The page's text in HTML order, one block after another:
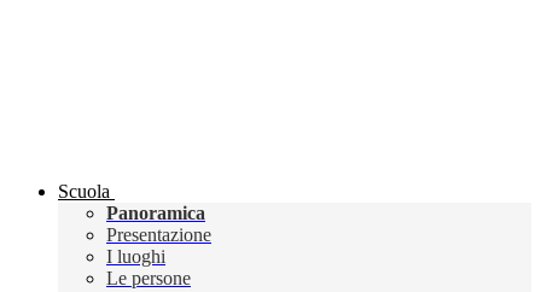
Scuola
Panoramica
Presentazione
I luoghi
Le persone